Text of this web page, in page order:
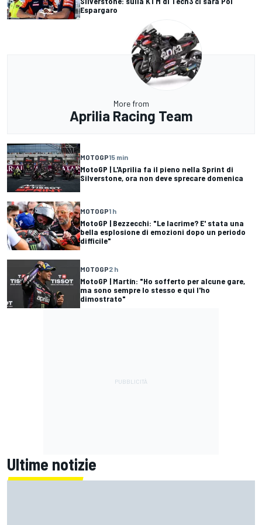
Espargaro
More from
Aprilia Racing Team
MOTOGP15 min
MotoGP | L'Aprilia fa il pieno nella Sprint di
Silverstone, ora non deve sprecare domenica
MOTOGP1 h
MotoGP | Bezzecchi: "Le lacrime? E' stata una
bella esplosione di emozioni dopo un periodo
difficile"
MOTOGP2 h
MotoGP | Martín: "Ho sofferto per alcune gare,
ma sono sempre lo stesso e qui l'ho
dimostrato"
Ultime notizie